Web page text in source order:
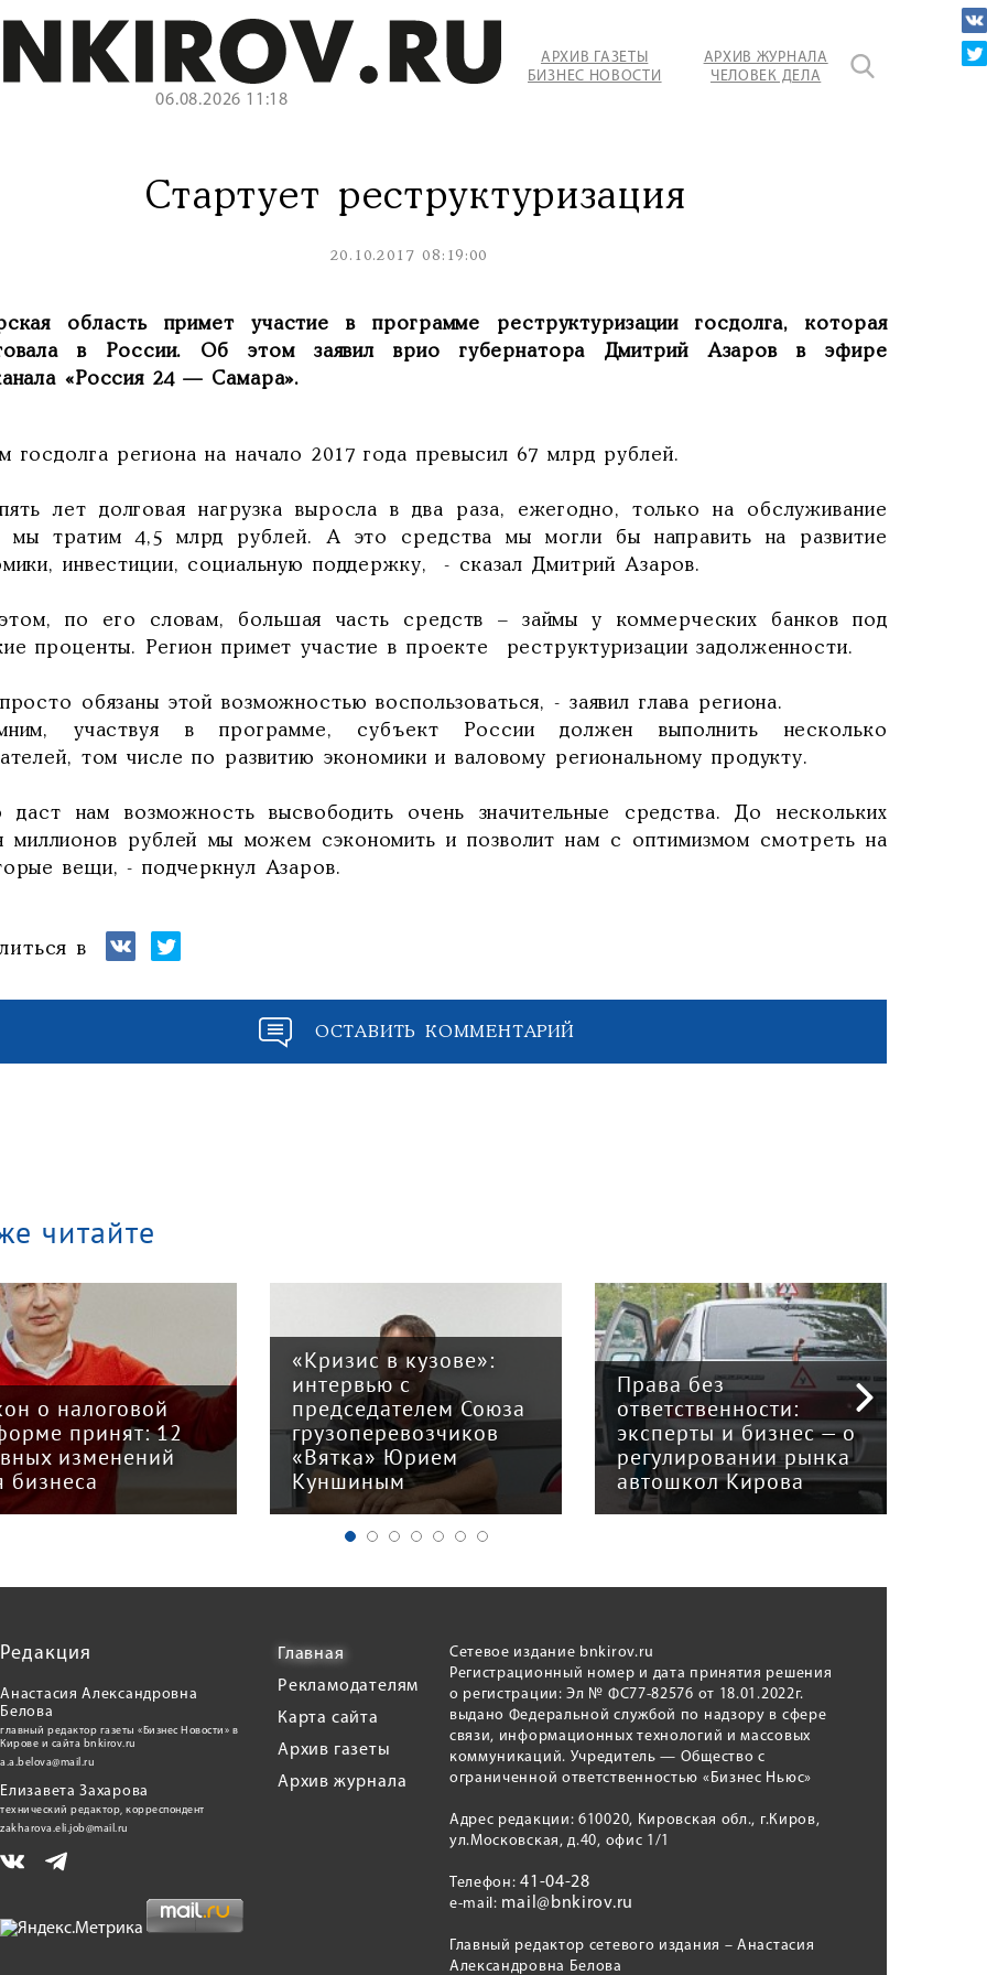
06.08.2026 11:18
АРХИВ ГАЗЕТЫ
БИЗНЕС НОВОСТИ
АРХИВ ЖУРНАЛА
ЧЕЛОВЕК ДЕЛА
Стартует реструктуризация
20.10.2017 08:19:00
область примет участие в программе реструктуризации госдолга, которая
в России. Об этом заявил врио губернатора Дмитрий Азаров в эфире
«Россия 24 — Самара».
госдолга региона на начало 2017 года превысил 67 млрд рублей.
лет долговая нагрузка выросла в два раза, ежегодно, только на обслуживание
мы тратим 4,5 млрд рублей. А это средства мы могли бы направить на развитие
инвестиции, социальную поддержку, - сказал Дмитрий Азаров.
по его словам, большая часть средств – займы у коммерческих банков под
проценты. Регион примет участие в проекте реструктуризации задолженности.
обязаны этой возможностью воспользоваться, - заявил глава региона.
участвуя в программе, субъект России должен выполнить несколько
том числе по развитию экономики и валовому региональному продукту.
нам возможность высвободить очень значительные средства. До нескольких
миллионов рублей мы можем сэкономить и позволит нам с оптимизмом смотреть на
вещи, - подчеркнул Азаров.
в
ОСТАВИТЬ КОММЕНТАРИЙ
читайте
о налоговой
принят: 12
изменений
бизнеса
«Кризис в кузове»:
интервью с
председателем Союза
грузоперевозчиков
«Вятка» Юрием
Куншиным
Права без
ответственности:
эксперты и бизнес — о
регулировании рынка
автошкол Кирова
Редакция
Анастасия Александровна
Белова
главный редактор газеты «Бизнес Новости» в
Кирове и сайта bnkirov.ru
a.a.belova@mail.ru
Елизавета Захарова
технический редактор, корреспондент
zakharova.eli.job@mail.ru
Главная
Рекламодателям
Карта сайта
Архив газеты
Архив журнала
Сетевое издание bnkirov.ru
Регистрационный номер и дата принятия решения
о регистрации: Эл № ФС77-82576 от 18.01.2022г.
выдано Федеральной службой по надзору в сфере
связи, информационных технологий и массовых
коммуникаций. Учредитель — Общество с
ограниченной ответственностью «Бизнес Ньюс»
Адрес редакции: 610020, Кировская обл., г.Киров,
ул.Московская, д.40, офис 1/1
Телефон:41-04-28
e-mail: mail@bnkirov.ru
Главный редактор сетевого издания – Анастасия
Александровна Белова